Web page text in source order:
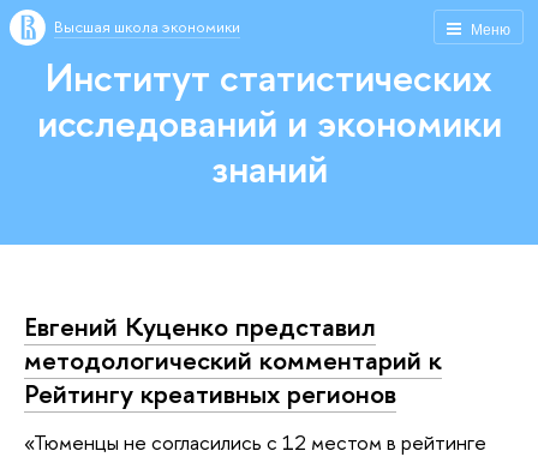
Меню
Высшая школа экономики
Институт статистических
исследований и экономики
знаний
Евгений Куценко представил
методологический комментарий к
Рейтингу креативных регионов
«Тюменцы не согласились с 12 местом в рейтинге